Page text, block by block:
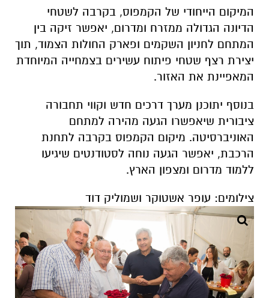
המיקום הייחודי של הקמפוס, בקרבה לשטחי
הדיונה הגדולה ממזרח ומדרום, יאפשר זיקה בין
המתחם לחניון השקמים ופארק החולות הצמוד, תוך
יצירת רצף שטחי פיתוח עשירים בצמחייה המיוחדת
המאפיינת את האזור.
בנוסף יתוכנן מערך דרכים חדש וקווי תחבורה
ציבורית שיאפשרו הגעה מהירה למתחם
האוניברסיטה. מיקום הקמפוס בקרבה לתחנת
הרכבת, יאפשר הגעה נוחה לסטודנטים שיגיעו
ללמוד מדרום ומצפון הארץ.
צילומים: עופר אשטוקר ושמוליק דוד